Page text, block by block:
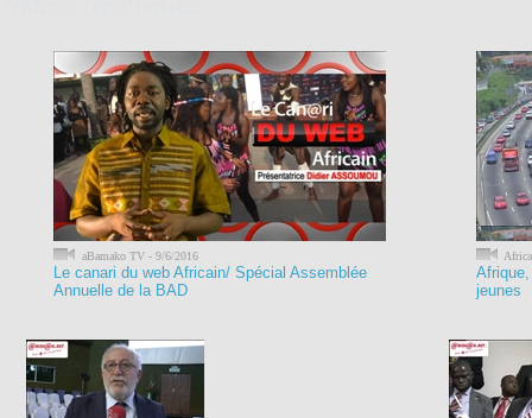
aBamako TV - 9/6/2016
Le canari du web Africain/ Spécial Assemblée
Annuelle de la BAD
jeunes